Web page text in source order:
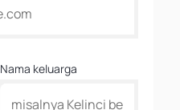
Nama keluarga